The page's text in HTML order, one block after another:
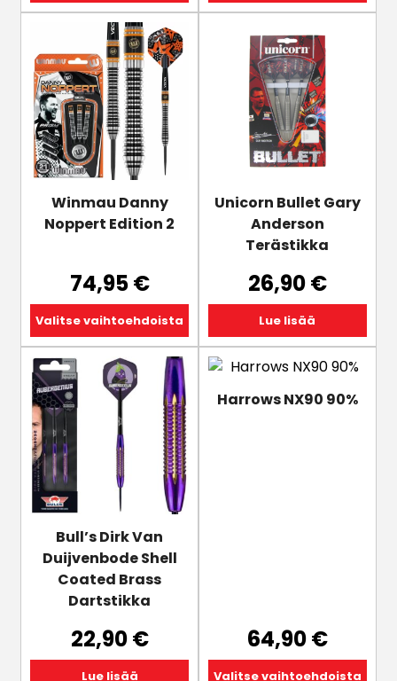
Winmau Danny
Noppert Edition 2
74,95€
Valitse vaihtoehdoista
tuotteella
on
useampi
muunnelma.
Voit
tehdä
valinnat
tuotteen
sivulla.
Unicorn Bullet Gary
Anderson
Terästikka
26,90€
Lue lisää
Bull’s Dirk Van
Duijvenbode Shell
Coated Brass
Dartstikka
22,90€
Lue lisää
Harrows NX90 90%
64,90€
Valitse vaihtoehdoista
Tällä
on